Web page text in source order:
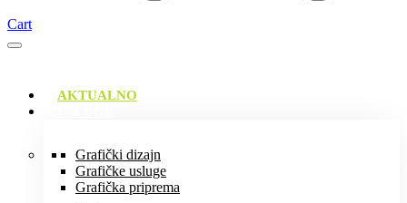
Cart
AKTUALNO
Grafički dizajn
Grafičke usluge
Grafička priprema